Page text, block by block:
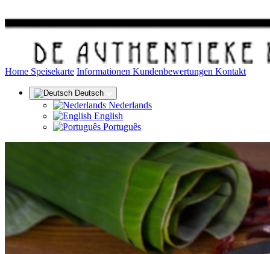
Home (aktuell)
Speisekarte Informationen Kundenbewertungen Kontakt
Deutsch
Nederlands
English
Português